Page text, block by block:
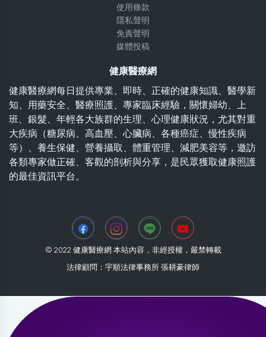
使用條款
隱私聲明
免責聲明
媒體投稿
健康醫療網
健康醫療網每日提供專業、即時、正確的健康知識、醫學新
知、用藥安全、醫療照護、專家臨床經驗，關懷婦幼、上
班、銀髮、年輕各大族群的生理、心理健康狀況，尤其對重
大疾病（糖尿病、高血壓、心臟病、各種癌症、慢性疾病
等）、養生保健、營養攝取、體重管理、減肥美容等，邀訪
各類專家做正確、客觀的剖析與分享，是民眾獲取健康照護
的最佳資訊平台。
© 2022 健康醫療網 本站內容，非經授權，嚴禁轉載
法律顧問：宇順法律事務所 張耕豪律師